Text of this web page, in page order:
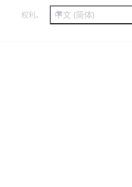
权利。 中文 (简体)